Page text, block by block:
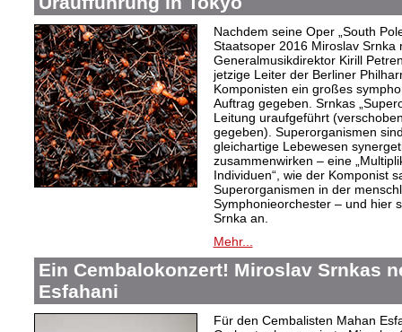
Nachdem seine Oper „South
Staatsoper 2016 Miroslav Srnka
Generalmusikdirektor Kirill
jetzige Leiter der Berliner
Komponisten ein großes
Auftrag gegeben. Srnkas
Leitung uraufgeführt
gegeben). Superorganismen
gleichartige Lebewesen
zusammenwirken – eine
Individuen“, wie der Komponist
Superorganismen in der
Symphonieorchester – und hier
Srnka an.
Mehr...
Ein Cembalokonzert! Miroslav Srnkas
Esfahani
Für den Cembalisten Mahan